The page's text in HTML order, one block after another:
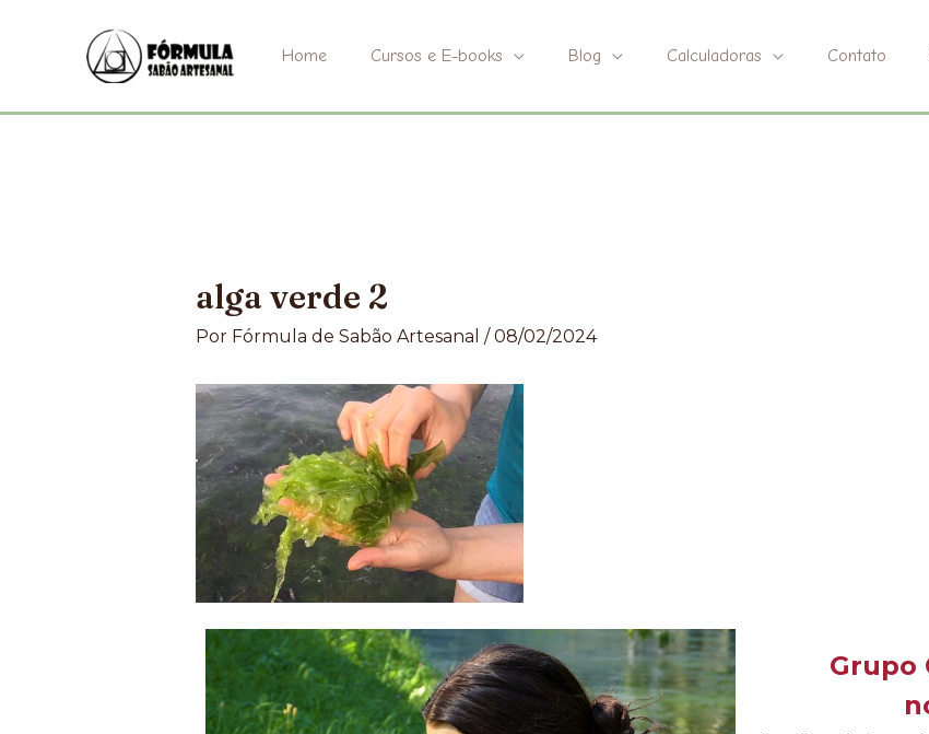
conteúdo
Home Cursos e E-books Blog Calculadoras Contato
alga verde 2
Por Fórmula de Sabão Artesanal /08/02/2024